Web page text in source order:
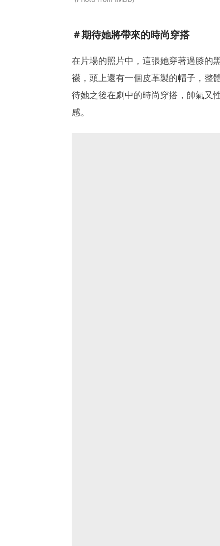
＃期待她將帶來的時尚穿搭
在片場的照片中，這張她穿著過膝的
襪，頭上還有一個皮革製的帽子，整
待她之後在劇中的時尚穿搭，帥氣又
感。